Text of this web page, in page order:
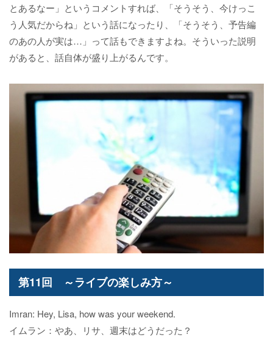
とあるなー」というコメントすれば、「そうそう、今けっこ
う人気だからね」という話になったり、「そうそう、予告編
のあの人が実は…」って話もできますよね。そういった説明
があると、話自体が盛り上がるんです。
第11回 ～ライブの楽しみ方～
Imran: Hey, Lisa, how was your weekend.
イムラン：やあ、リサ、週末はどうだった？